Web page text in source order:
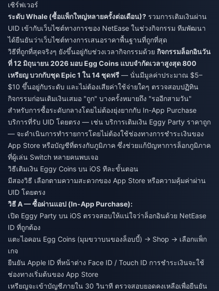
เซิร์ฟเวอร์
ระดับ Whale (ซื้อแพ็กใหญ่หลายครั้งต่อเดือน)? รวมการเติมเงินผ่าน
UID เข้ากับเว็บไซต์ทางการของ NetEase ในช่วงกิจกรรม ทีมพัฒนา
ได้ยืนยันว่าเว็บไซต์ทางการเสนอราคาพื้นฐานที่ถูกที่สุด
วิธีที่ถูกที่สุดจริงๆ ยังขึ้นอยู่กับช่วงเวลากิจกรรมด้วย กิจกรรมล็อกอินวัน
ที่ 12 มิถุนายน 2026 มอบ Egg Coins แบบจำกัดเวลาสูงสุด 800
เหรียญ บวกกับชุด Epic 1 ใน 14 ชุดฟรี — นั่นมีมูลค่าประมาณ $5–
$10 ขึ้นอยู่กับระดับ และไม่ต้องเสียค่าใช้จ่ายใดๆ ตรวจสอบปฏิทิน
กิจกรรมก่อนเติมเงินเสมอ "ถูก" บางครั้งหมายถึง "รออีกสามวัน"
สำหรับการซื้อระดับกลางโดยไม่ต้องยุ่งยากกับ In-App Purchase
บริการที่รับ UID โดยตรง — เช่น บริการเติมเงิน Eggy Party ราคาถูก
— จะดำเนินการทำรายการโดยไม่ต้องใช้ช่องทางการชำระเงินของ
App Store หรือบัญชีที่ตรงกับภูมิภาค ซึ่งช่วยแก้ปัญหาการล็อกภูมิภาค
ที่ผู้เล่น Switch หลายคนพบเจอ
วิธีเติมเงิน Eggy Coins บน iOS ทีละขั้นตอน
มีสองวิธี เลือกตามความสะดวกของ App Store หรือความคุ้มค่าผ่าน
UID โดยตรง
วิธี A — ซื้อผ่านแอป (In-App Purchase):
เปิด Eggy Party บน iOS ตรวจสอบให้แน่ใจว่าล็อกอินด้วย NetEase
ID ที่ถูกต้อง
แตะไอคอน Egg Coins (มุมขวาบนของล็อบบี้) → Shop → เลือกแพ็ก
เกจ
ยืนยัน Apple ID ที่หน้าต่าง Face ID / Touch ID การชำระเงินจะใช้
ช่องทางเริ่มต้นของ App Store
เหรียญจะเข้าบัญชีภายใน 30 วินาที ตรวจสอบยอดคงเหลือเพื่อยืนยัน